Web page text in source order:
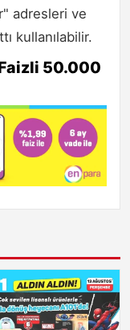
adresleri ve
kullanılabilir.
50.000